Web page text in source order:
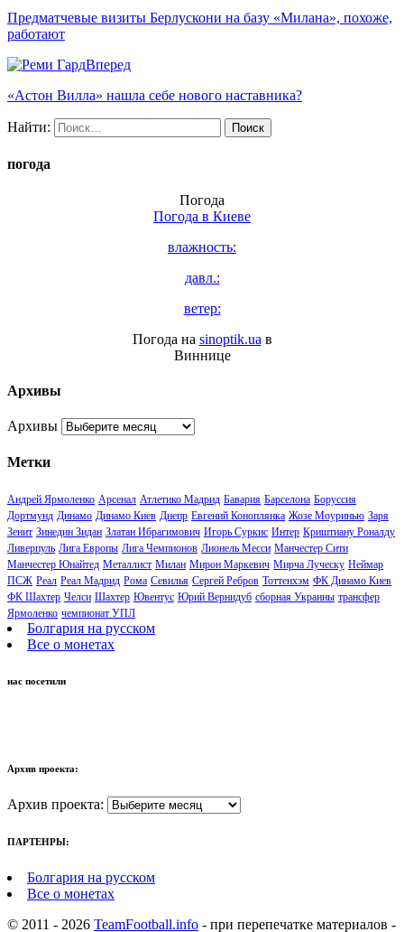
Предматчевые визиты Берлускони на базу «Милана», похоже,
работают
Вперед
«Астон Вилла» нашла себе нового наставника?
Найти:
погода
Погода
Погода в Киеве
влажность:
давл.:
ветер:
Погода на sinoptik.ua в
Виннице
Архивы
Архивы
Метки
Андрей Ярмоленко Арсенал Атлетико Мадрид Бавария Барселона Боруссия
Дортмунд Динамо Динамо Киев Днепр Евгений Коноплянка Жозе Моуринью Заря
Зенит Зинедин Зидан Златан Ибрагимович Игорь Суркис Интер Криштиану Роналду
Ливерпуль Лига Европы Лига Чемпионов Лионель Месси Манчестер Сити
Манчестер Юнайтед Металлист Милан Мирон Маркевич Мирча Луческу Неймар
ПСЖ Реал Реал Мадрид Рома Севилья Сергей Ребров Тоттенхэм ФК Динамо Киев
ФК Шахтер Челси Шахтер Ювентус Юрий Вернидуб сборная Украины трансфер
Ярмоленко чемпионат УПЛ
Болгария на русском
Все о монетах
нас посетили
Архив проекта:
Архив проекта:
ПАРТЕНРЫ:
Болгария на русском
Все о монетах
© 2011 - 2026 TeamFootball.info - при перепечатке материалов -